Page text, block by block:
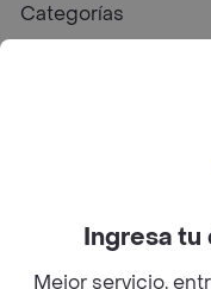
Categorías
Ingresa tu
Mejor servicio,